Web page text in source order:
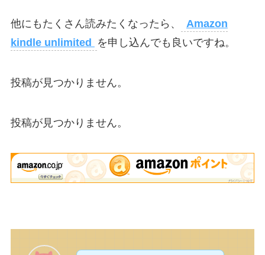
他にもたくさん読みたくなったら、
Amazon
kindle unlimited
を申し込んでも良いですね。
投稿が見つかりません。
投稿が見つかりません。